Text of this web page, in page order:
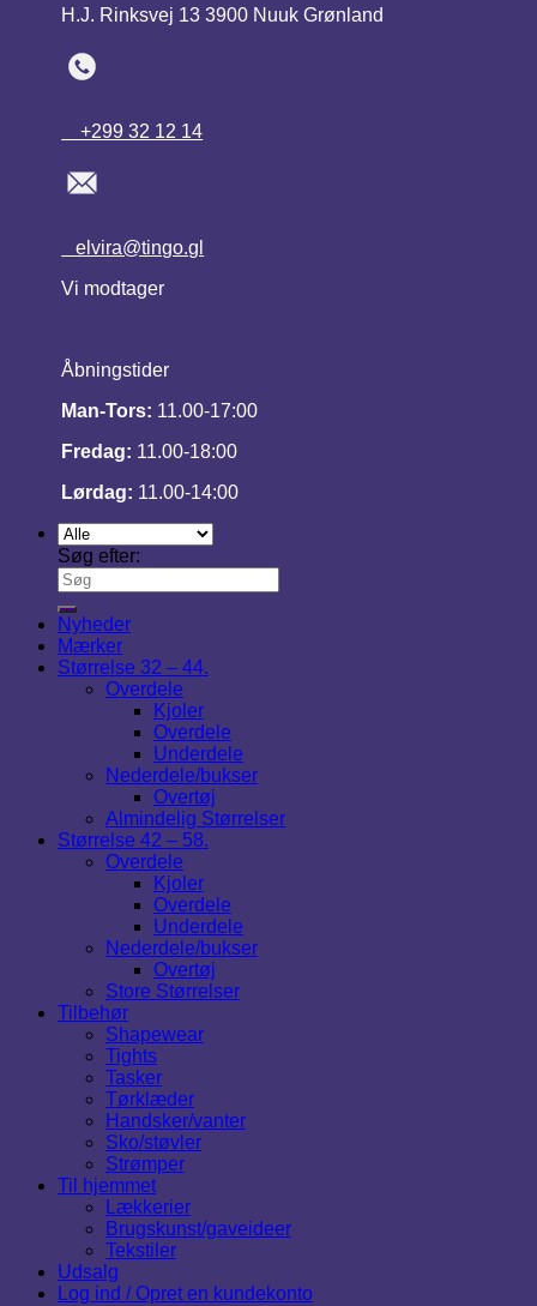
H.J. Rinksvej 13 3900 Nuuk Grønland
+299 32 12 14
elvira@tingo.gl
Vi modtager
Åbningstider
Man-Tors: 11.00-17:00
Fredag: 11.00-18:00
Lørdag: 11.00-14:00
Søg efter:
Nyheder
Mærker
Størrelse 32 – 44.
Overdele
Kjoler
Overdele
Underdele
Nederdele/bukser
Overtøj
Almindelig Størrelser
Størrelse 42 – 58.
Overdele
Kjoler
Overdele
Underdele
Nederdele/bukser
Overtøj
Store Størrelser
Tilbehør
Shapewear
Tights
Tasker
Tørklæder
Handsker/vanter
Sko/støvler
Strømper
Til hjemmet
Lækkerier
Brugskunst/gaveideer
Tekstiler
Udsalg
Log ind / Opret en kundekonto